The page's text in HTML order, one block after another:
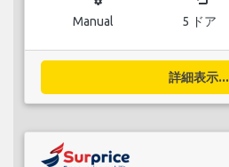
Manual 5 ドア
詳細表示...